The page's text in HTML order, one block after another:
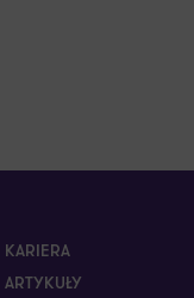
KARIERA
ARTYKUŁY